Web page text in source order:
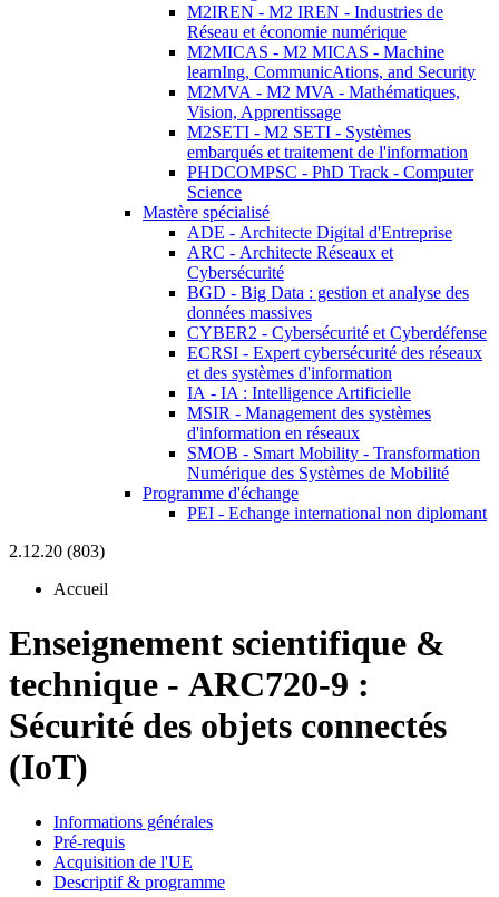
M2IREN - M2 IREN - Industries de
Réseau et économie numérique
M2MICAS - M2 MICAS - Machine
learnIng, CommunicAtions, and Security
M2MVA - M2 MVA - Mathématiques,
Vision, Apprentissage
M2SETI - M2 SETI - Systèmes
embarqués et traitement de l'information
PHDCOMPSC - PhD Track - Computer
Science
Mastère spécialisé
ADE - Architecte Digital d'Entreprise
ARC - Architecte Réseaux et
Cybersécurité
BGD - Big Data : gestion et analyse des
données massives
CYBER2 - Cybersécurité et Cyberdéfense
ECRSI - Expert cybersécurité des réseaux
et des systèmes d'information
IA - IA : Intelligence Artificielle
MSIR - Management des systèmes
d'information en réseaux
SMOB - Smart Mobility - Transformation
Numérique des Systèmes de Mobilité
Programme d'échange
PEI - Echange international non diplomant
2.12.20 (803)
Accueil
Enseignement scientifique &
technique - ARC720-9 :
Sécurité des objets connectés
(IoT)
Informations générales
Pré-requis
Acquisition de l'UE
Descriptif & programme